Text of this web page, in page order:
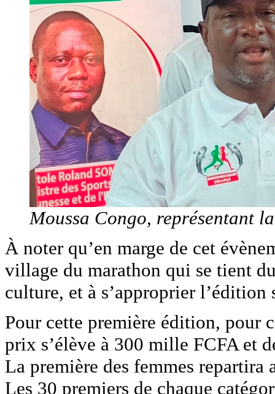
Moussa Congo, représentant
À noter qu’en marge de cet
village du marathon qui se tient
culture, et à s’approprier
Pour cette première édition, pour
prix s’élève à 300 mille FCFA et
La première des femmes
Les 30 premiers de chaque